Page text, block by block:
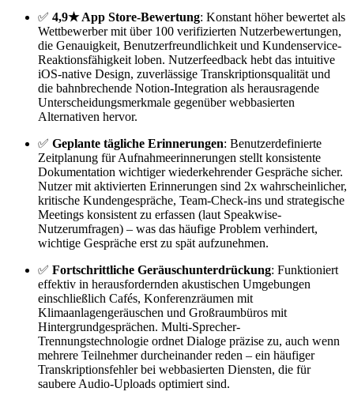
✅ 4,9★ App Store-Bewertung: Konstant höher bewertet als
Wettbewerber mit über 100 verifizierten Nutzerbewertungen,
die Genauigkeit, Benutzerfreundlichkeit und Kundenservice-
Reaktionsfähigkeit loben. Nutzerfeedback hebt das intuitive
iOS-native Design, zuverlässige Transkriptionsqualität und
die bahnbrechende Notion-Integration als herausragende
Unterscheidungsmerkmale gegenüber webbasierten
Alternativen hervor.
✅ Geplante tägliche Erinnerungen: Benutzerdefinierte
Zeitplanung für Aufnahmeerinnerungen stellt konsistente
Dokumentation wichtiger wiederkehrender Gespräche sicher.
Nutzer mit aktivierten Erinnerungen sind 2x wahrscheinlicher,
kritische Kundengespräche, Team-Check-ins und strategische
Meetings konsistent zu erfassen (laut Speakwise-
Nutzerumfragen) – was das häufige Problem verhindert,
wichtige Gespräche erst zu spät aufzunehmen.
✅ Fortschrittliche Geräuschunterdrückung: Funktioniert
effektiv in herausfordernden akustischen Umgebungen
einschließlich Cafés, Konferenzräumen mit
Klimaanlagengeräuschen und Großraumbüros mit
Hintergrundgesprächen. Multi-Sprecher-
Trennungstechnologie ordnet Dialoge präzise zu, auch wenn
mehrere Teilnehmer durcheinander reden – ein häufiger
Transkriptionsfehler bei webbasierten Diensten, die für
saubere Audio-Uploads optimiert sind.